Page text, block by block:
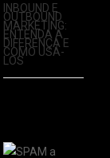
INBOUND E
OUTBOUND
MARKETING:
ENTENDA A
DIFERENÇA E
COMO USÁ-
LOS